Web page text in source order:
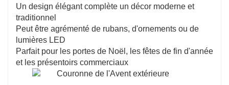
Un design élégant complète un décor moderne et
traditionnel
Peut être agrémenté de rubans, d'ornements ou de
lumières LED
Parfait pour les portes de Noël, les fêtes de fin d'année
et les présentoirs commerciaux